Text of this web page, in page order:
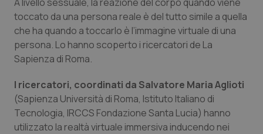
Friuli Venezia Giulia
Lazio
Liguria
Lombardia
Dermatite Atopica
Diabete & glucometri
Disturbi dell’umore
Dolore
toccato da una persona reale è del tutto simile a quella
che ha quando a toccarlo è l’immagine virtuale di una
persona. Lo hanno scoperto i ricercatori de La
Sapienza di Roma.
I ricercatori, coordinati da Salvatore Maria Aglioti
(Sapienza Università di Roma, Istituto Italiano di
Tecnologia, IRCCS Fondazione Santa Lucia) hanno
utilizzato la realtà virtuale immersiva inducendo nei